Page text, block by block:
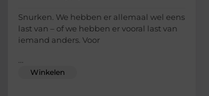
Snurken. We hebben er allemaal wel eens
last van – of we hebben er vooral last van
iemand anders. Voor
...
Winkelen